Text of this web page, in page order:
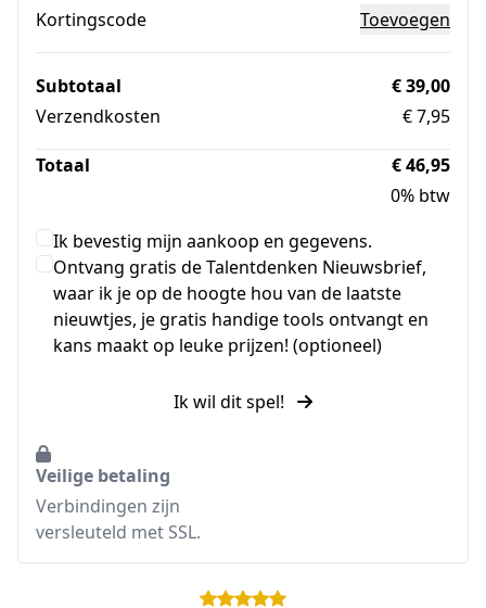
Kortingscode Toevoegen
Subtotaal
€ 39,00
Verzendkosten
€ 7,95
Totaal
€ 46,95
0% btw
Ik bevestig mijn aankoop en gegevens.
Ontvang gratis de Talentdenken Nieuwsbrief,
waar ik je op de hoogte hou van de laatste
nieuwtjes, je gratis handige tools ontvangt en
kans maakt op leuke prijzen! (optioneel)
Ik wil dit spel!
Veilige betaling
Verbindingen zijn
versleuteld met SSL.